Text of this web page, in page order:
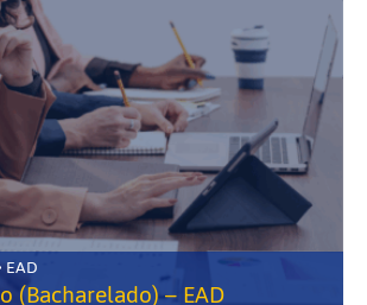
MG • • EAD
(Bacharelado) – EAD